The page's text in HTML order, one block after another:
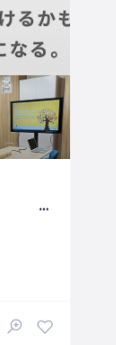
(株)明光みらい 明光フリースクール薬院本校